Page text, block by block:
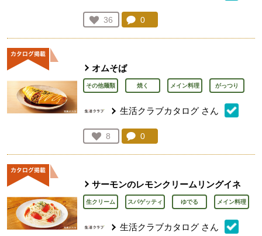
お気に入り登録：
36
人が登録
コメント：
0
オムそば
その他麺類 焼く メイン料理 がっつり
生活クラブカタログ さん
お気に入り登録：
8
人が登録
コメント：
0
サーモンのレモンクリームリングイネ
生クリーム スパゲッティ ゆでる メイン料理
生活クラブカタログ さん